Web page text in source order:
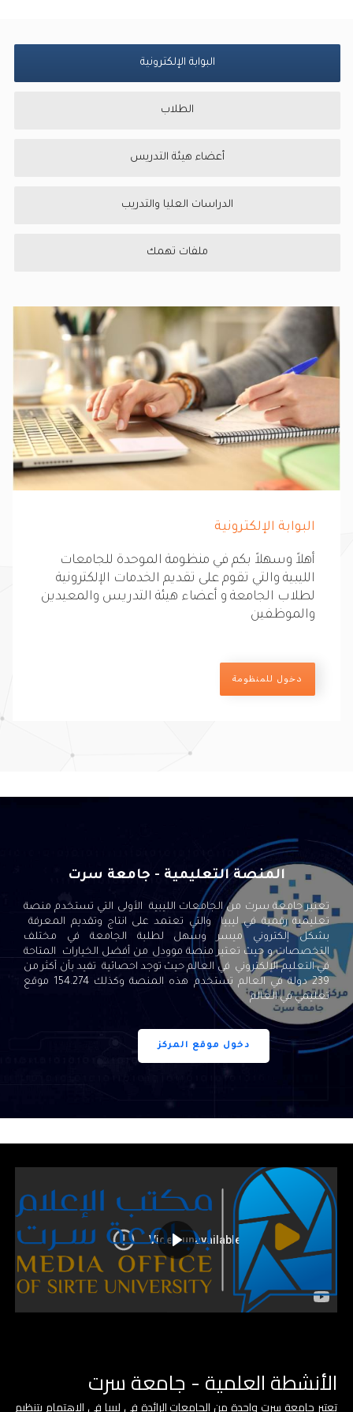
البوابة الإلكترونية
الطلاب
أعضاء هيئة التدريس
الدراسات العليا والتدريب
ملفات تهمك
البوابة الإلكترونية
أهلاً وسهلاً بكم في منظومة الموحدة للجامعات
الليبية والتي تقوم على تقديم الخدمات الإلكترونية
لطلاب الجامعة و أعضاء هيئة التدريس والمعيدين
والموظفين
دخول للمنظومة
المنصة التعليمية - جامعة سرت
تعتبر جامعة سرت من الجامعات الليبية الأولى التي تستخدم منصة
تعليمية رقمية في ليبيا والتي تعتمد على انتاج وتقديم المعرفة
بشكل إلكتروني ميسر وسهل لطلبة الجامعة في مختلف
التخصصات و حيث تعتبر منصة موودل من أفضل الخيارات المتاحة
في التعليم الإلكتروني في العالم حيث توجد احصائية تفيد بأن أكثر من
239 دولة في العالم تستخدم هذه المنصة وكذلك 154.274 موقع
تعليمي في العالم
دخول موقع المركز
الأنشطة العلمية - جامعة سرت
تعتبر جامعة سرت واحدة من الجامعات الرائدة في ليبيا في الاهتمام بتنظيم